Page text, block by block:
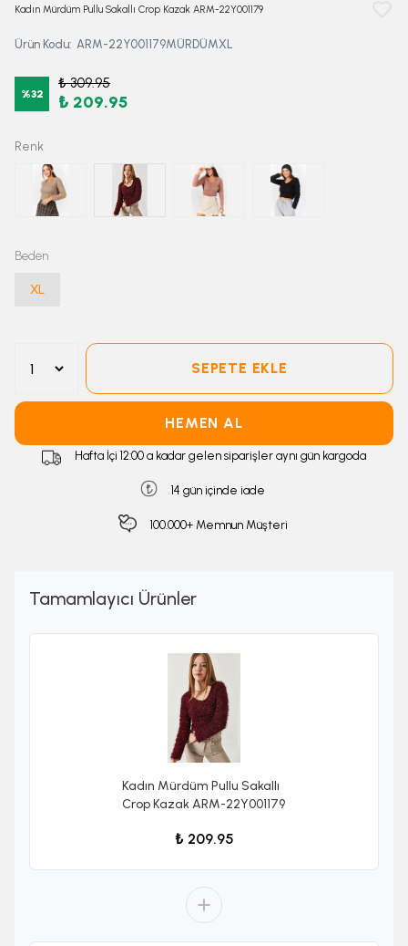
Kadın Mürdüm Pullu Sakallı Crop Kazak ARM-22Y001179
Ürün Kodu: ARM-22Y001179MÜRDÜMXL
%32
₺ 309.95
₺ 209.95
Renk
Beden
XL
SEPETE EKLE
HEMEN AL
Hafta İçi 12:00 a kadar gelen siparişler aynı gün kargoda
14 gün içinde iade
100.000+ Memnun Müşteri
Tamamlayıcı Ürünler
Kadın Mürdüm Pullu Sakallı
Crop Kazak ARM-22Y001179
₺ 209.95